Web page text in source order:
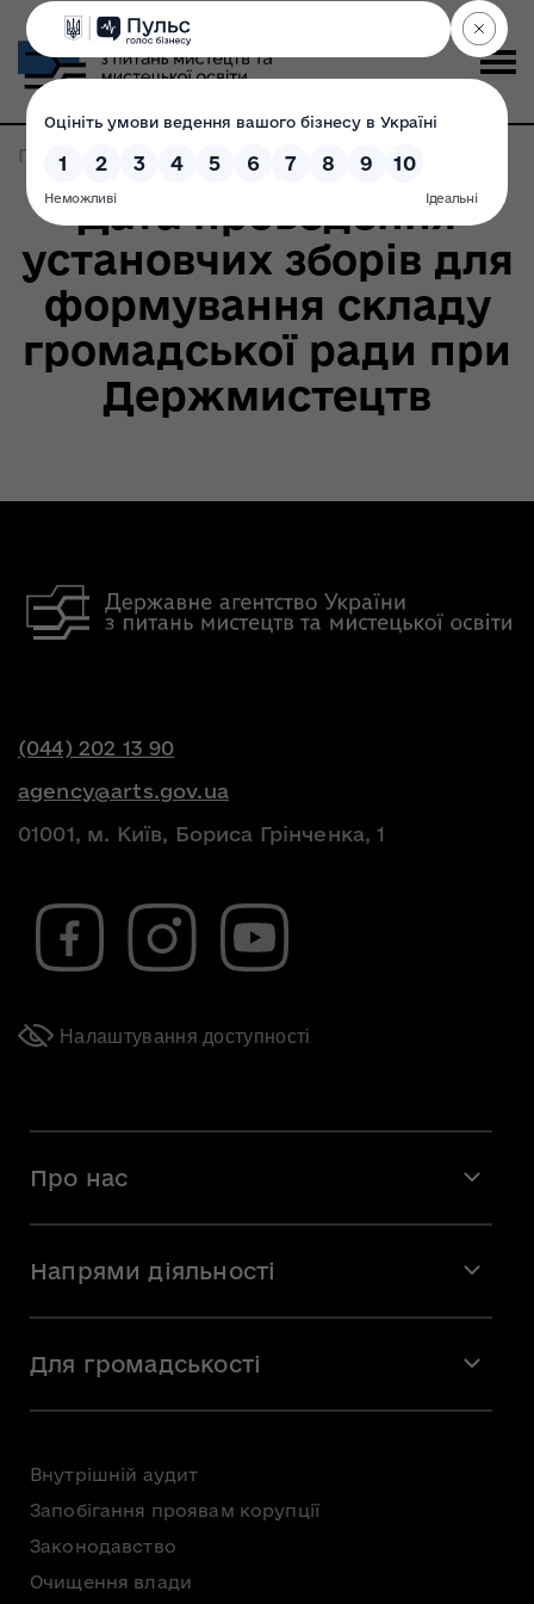
Головна Записи по метке: ініціативна група
Дата проведення
установчих зборів для
формування складу
громадської ради при
Держмистецтв
(044) 202 13 90
agency@arts.gov.ua
01001, м. Київ, Бориса Грінченка, 1
Налаштування доступності
Про нас
Команда
Вакансії
Напрями діяльності
Мистецька освіта
Для громадськості
Громадська рада
Консультації з громадськістю
Доступ до публічної інформації
Безоплатна первинна правнича допомога
Внутрішній аудит
Запобігання проявам корупції
Законодавство
Очищення влади